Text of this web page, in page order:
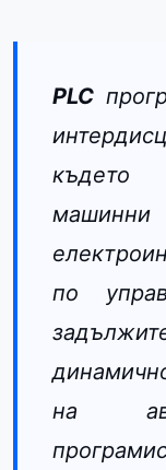
PLC
където
по
на